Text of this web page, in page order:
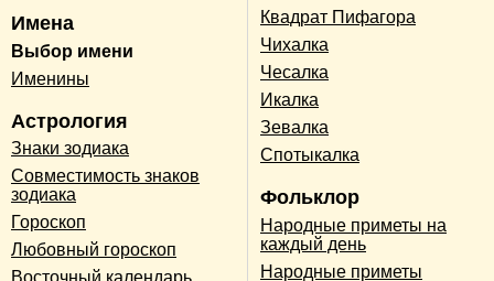
Имена
Выбор имени
Именины
Астрология
Знаки зодиака
Совместимость знаков
зодиака
Гороскоп
Любовный гороскоп
Квадрат Пифагора
Чихалка
Чесалка
Икалка
Зевалка
Спотыкалка
Фольклор
Народные приметы на
каждый день
Народные приметы